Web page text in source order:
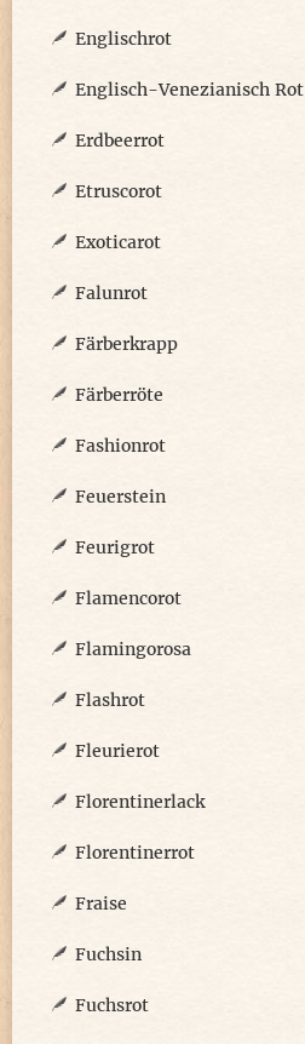
Englischrot
Englisch-Venezianisch Rot
Erdbeerrot
Etruscorot
Exoticarot
Falunrot
Färberkrapp
Färberröte
Fashionrot
Feuerstein
Feurigrot
Flamencorot
Flamingorosa
Flashrot
Fleurierot
Florentinerlack
Florentinerrot
Fraise
Fuchsin
Fuchsrot